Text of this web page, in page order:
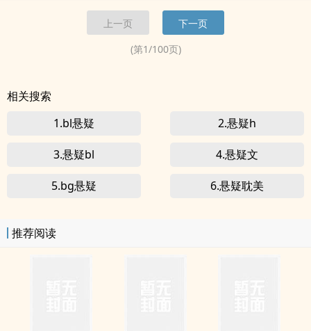
公寓，就等于踏上了一条不归路。只有被它选中的人，才能看到它，
才能进入它。而一旦被选择成为了公寓的住户，便再也没有选择了。
上一页
下一页
(第1/100页)
相关搜索
1.bl悬疑
2.悬疑h
3.悬疑bl 4.悬疑文
5.bg悬疑 6.悬疑耽美
推荐阅读